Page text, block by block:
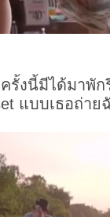
รั้งนี้มีได้มาพัก
แบบเธอถ่าย